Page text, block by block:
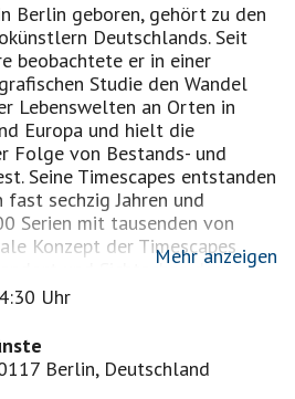
Berlin geboren, gehört zu den
Deutschlands. Seit
beobachtete er in einer
Studie den Wandel
Lebenswelten an Orten in
Europa und hielt die
Folge von Bestands- und
Seine Timescapes entstanden
sechzig Jahren und
Serien mit tausenden von
Konzept der Timescapes
und Sichtachse der
sind, nur die Zeitintervalle der
stehen die
Der tiefgreifende Wandel der
in der Nachkriegszeit, nach
Mehr anzeigen
Uhr
Berlin, Deutschland